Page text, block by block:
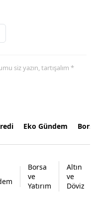
siz yazın, tartışalım *
Eko Gündem
Borsa
ve
Yatırım
Altın
ve
Döviz